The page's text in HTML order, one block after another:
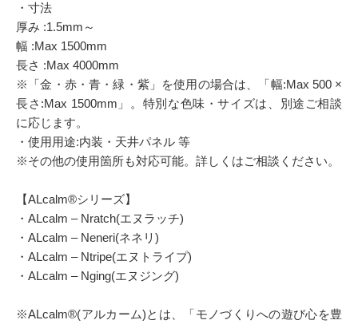
・寸法
厚み :1.5mm～
幅 :Max 1500mm
長さ :Max 4000mm
※「金・赤・青・緑・紫」を使用の場合は、「幅:Max 500 ×
長さ:Max 1500mm」。特別な色味・サイズは、別途ご相談
に応じます。
・使用用途:内装・天井パネル 等
※その他の使用箇所も対応可能。詳しくはご相談ください。
【ALcalm®シリーズ】
・ALcalm – Nratch(エヌラッチ)
・ALcalm – Neneri(ネネリ)
・ALcalm – Ntripe(エヌトライプ)
・ALcalm – Nging(エヌジング)
※ALcalm®(アルカーム)とは、「モノづくりへの遊び心を豊